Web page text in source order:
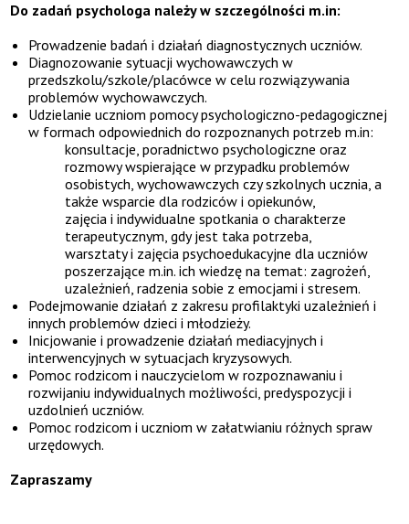
Do zadań psychologa należy w szczególności m.in:
Prowadzenie badań i działań diagnostycznych uczniów.
Diagnozowanie sytuacji wychowawczych w
przedszkolu/szkole/placówce w celu rozwiązywania
problemów wychowawczych.
Udzielanie uczniom pomocy psychologiczno-pedagogicznej
w formach odpowiednich do rozpoznanych potrzeb m.in:
konsultacje, poradnictwo psychologiczne oraz
rozmowy wspierające w przypadku problemów
osobistych, wychowawczych czy szkolnych ucznia, a
także wsparcie dla rodziców i opiekunów,
zajęcia i indywidualne spotkania o charakterze
terapeutycznym, gdy jest taka potrzeba,
warsztaty i zajęcia psychoedukacyjne dla uczniów
poszerzające m.in. ich wiedzę na temat: zagrożeń,
uzależnień, radzenia sobie z emocjami i stresem.
Podejmowanie działań z zakresu profilaktyki uzależnień i
innych problemów dzieci i młodzieży.
Inicjowanie i prowadzenie działań mediacyjnych i
interwencyjnych w sytuacjach kryzysowych.
Pomoc rodzicom i nauczycielom w rozpoznawaniu i
rozwijaniu indywidualnych możliwości, predyspozycji i
uzdolnień uczniów.
Pomoc rodzicom i uczniom w załatwianiu różnych spraw
urzędowych.
Zapraszamy